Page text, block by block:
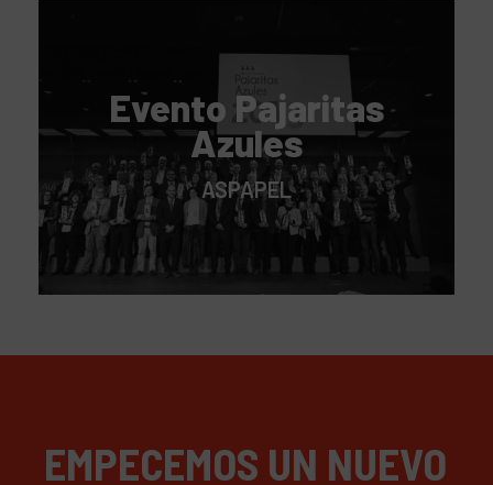
Evento Pajaritas
Azules
ASPAPEL
EMPECEMOS UN NUEVO